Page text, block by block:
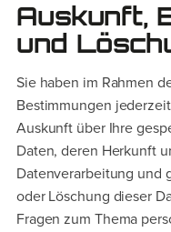
Auskunft,
und
Sie haben im Rahmen
Bestimmungen
Auskunft über Ihre
Daten, deren Herkunft
Datenverarbeitung und
oder Löschung dieser
Fragen zum Thema